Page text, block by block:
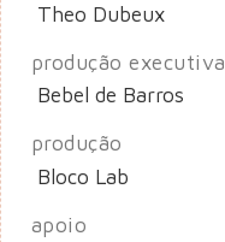
Theo Dubeux
produção executiva
Bebel de Barros
produção
Bloco Lab
apoio